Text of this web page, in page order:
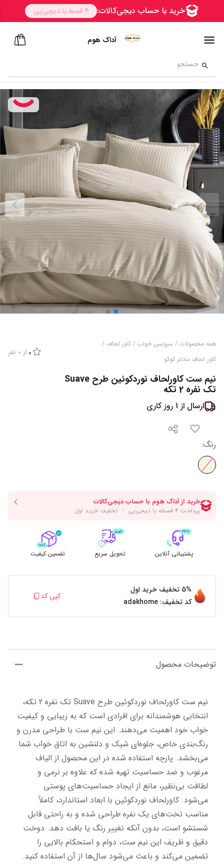
آداک هوم
همه محصولات / سرویس خواب / کاور لحاف /
کاور لحاف مادام کوکو
0 از 0 نفر
نیم ست کاورلحاف نوردکوئین طرح Suave
تک نفره 2 تکه
ارسال از 1 روز کاری
رنگ:
پشتیبانی آنلاین تحویل سریع تضمین کیفیت
5% تخفیف خرید اول
کد تخفیف: adakhome
کپی کد
توضیحات محصول